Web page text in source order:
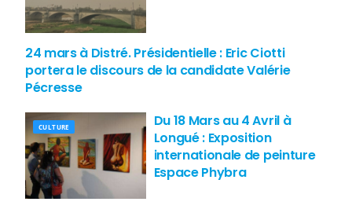
NEWSLETTER
24 mars à Distré. Présidentielle : Eric Ciotti
portera le discours de la candidate Valérie
Pécresse
CULTURE
Du 18 Mars au 4 Avril à
Longué : Exposition
internationale de peinture
Espace Phybra